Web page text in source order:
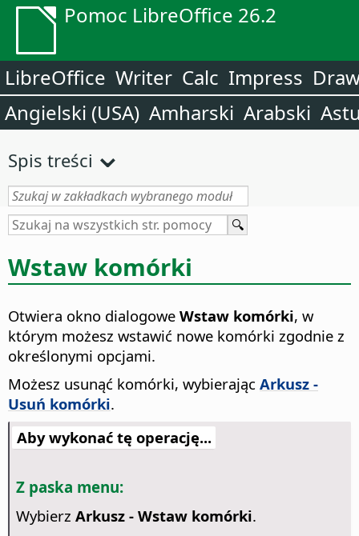
Pomoc LibreOffice 26.2
LibreOffice Writer Calc Impress
Angielski (USA) Amharski Arabski
Spis treści
Wstaw komórki
Otwiera okno dialogowe Wstaw komórki, w
którym możesz wstawić nowe komórki zgodnie z
określonymi opcjami.
Możesz usunąć komórki, wybierając Arkusz -
Usuń komórki.
Aby wykonać tę operację...
Z paska menu:
Wybierz Arkusz - Wstaw komórki.